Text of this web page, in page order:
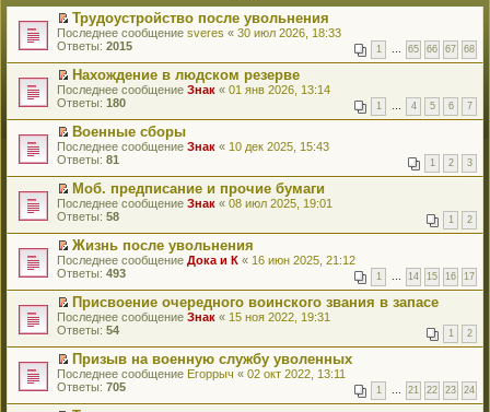
о
м
у
н
е
п
р
о
и
т
а
н
н
о
м
у
с
о
о
б
е
н
и
ю
к
е
р
в
о
м
у
е
п
р
о
ч
и
т
а
н
н
о
м
с
о
о
б
щ
е
н
и
ю
П
е
е
й
т
и
к
п
е
р
в
о
м
у
е
п
р
о
ч
и
т
а
н
н
о
м
Трудоустройство после увольнения
Последнее сообщение sveres « 30 июл 2026, 18:33
Ответы: 2015 1 … 65 66 67 68
П
е
е
й
т
и
к
п
е
р
в
о
м
у
е
п
р
о
ч
и
т
а
н
Нахождение в людском резерве
Последнее сообщение Знак « 01 янв 2026, 13:14
Ответы: 180 1 … 4 5 6 7
П
е
е
й
т
и
к
п
е
р
в
о
м
у
е
п
р
о
ч
Военные сборы
Последнее сообщение Знак « 10 дек 2025, 15:43
Ответы: 81 1 2 3
П
е
е
й
т
и
к
п
е
р
в
о
м
у
Моб. предписание и прочие бумаги
Последнее сообщение Знак « 08 июл 2025, 19:01
Ответы: 58 1 2
П
е
е
й
т
и
к
п
е
р
в
Жизнь после увольнения
Последнее сообщение Дока и К « 16 июн 2025, 21:12
Ответы: 493 1 … 14 15 16 17
П
е
е
й
т
и
к
Присвоение очередного воинского звания в запасе
Последнее сообщение Знак « 15 ноя 2022, 19:31
Ответы: 54 1 2
П
е
Призыв на военную службу уволенных
Последнее сообщение Егоррыч « 02 окт 2022, 13:11
Ответы: 705 1 … 21 22 23 24